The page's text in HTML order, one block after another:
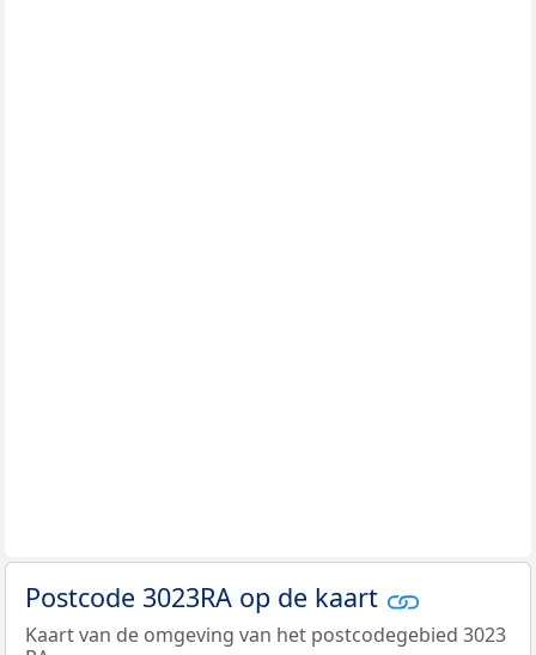
Postcode 3023RA op de kaart
Kaart van de omgeving van het postcodegebied 3023